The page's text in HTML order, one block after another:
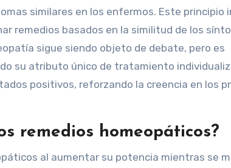
similares en los enfermos. Este principio
remedios basados en la similitud de los
sigue siendo objeto de debate, pero es
su atributo único de tratamiento
positivos, reforzando la creencia en los
remedios homeopáticos?
al aumentar su potencia mientras se